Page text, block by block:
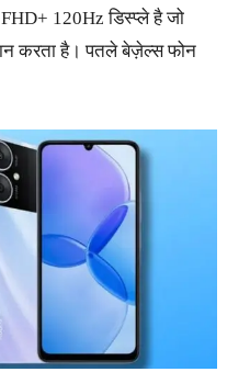
120Hz डिस्प्ले है जो
करता है। पतले बेज़ेल्स फोन